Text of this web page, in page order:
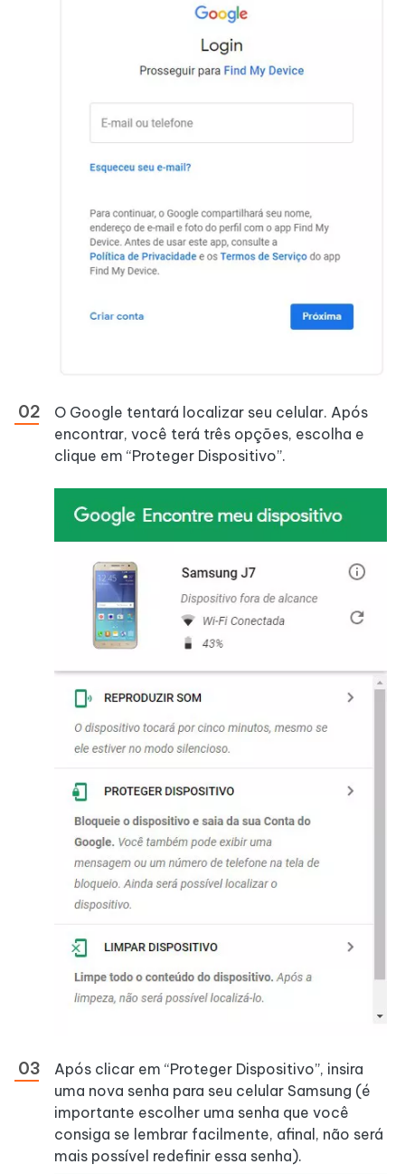
O Google tentará localizar seu celular. Após
encontrar, você terá três opções, escolha e
clique em “Proteger Dispositivo”.
Após clicar em “Proteger Dispositivo”, insira
uma nova senha para seu celular Samsung (é
importante escolher uma senha que você
consiga se lembrar facilmente, afinal, não será
mais possível redefinir essa senha).